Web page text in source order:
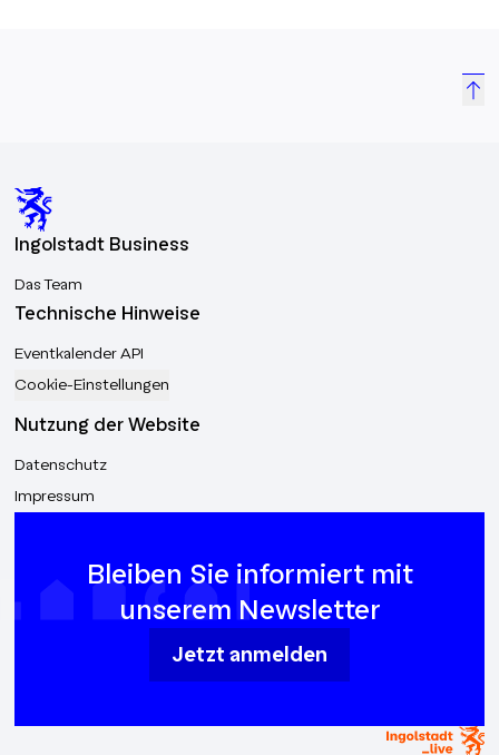
Ingolstadt Business
Das Team
Technische Hinweise
Eventkalender API
Cookie-Einstellungen
Nutzung der Website
Datenschutz
Impressum
Bleiben Sie informiert mit
unserem Newsletter
Jetzt anmelden